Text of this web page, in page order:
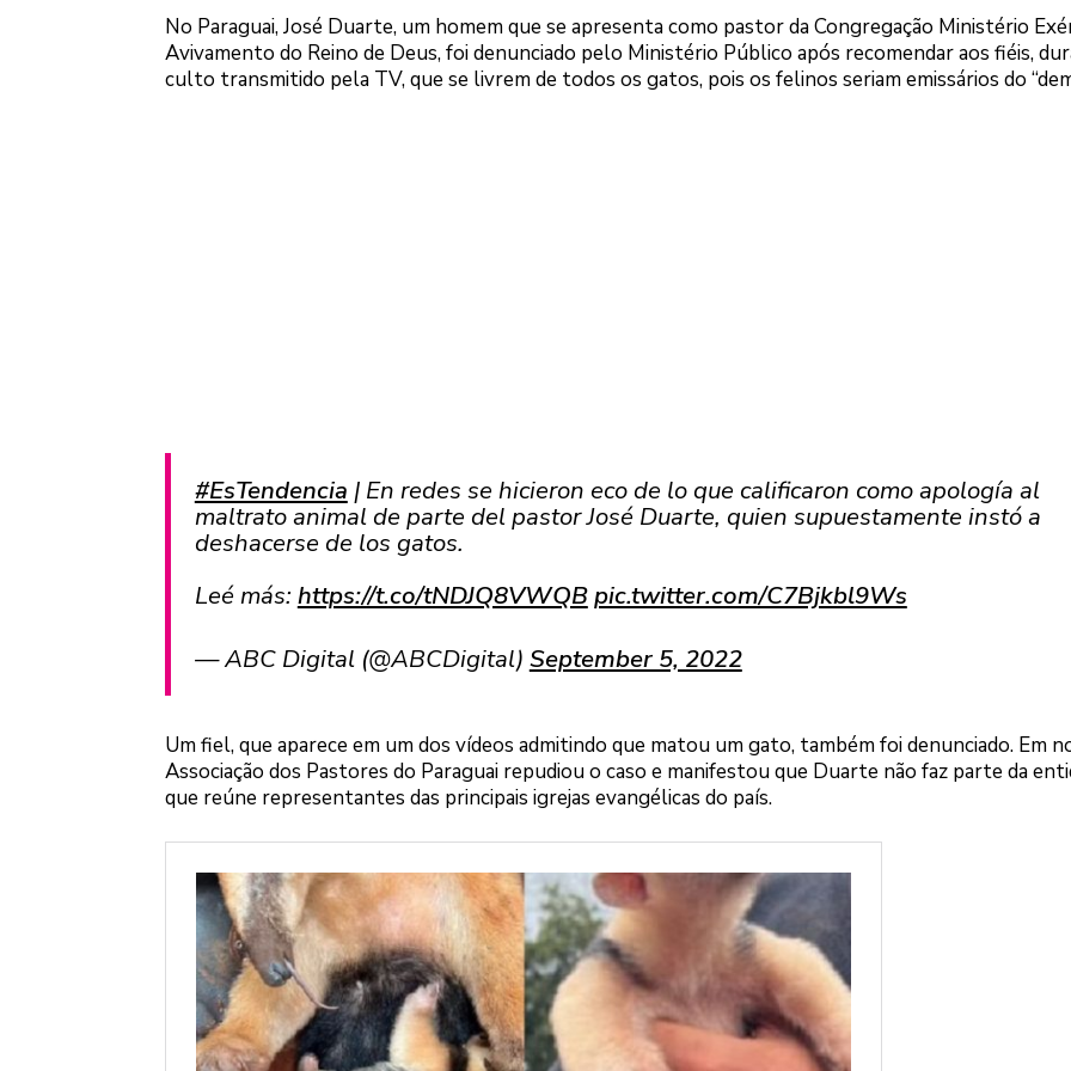
No Paraguai, José Duarte, um homem que se apresenta como pastor da Congregação Ministério
Avivamento do Reino de Deus, foi denunciado pelo Ministério Público após recomendar aos fiéis,
culto transmitido pela TV, que se livrem de todos os gatos, pois os felinos seriam emissários do
#EsTendencia | En redes se hicieron eco de lo que calificaron como apología al
maltrato animal de parte del pastor José Duarte, quien supuestamente instó a
deshacerse de los gatos.
Leé más: https://t.co/tNDJQ8VWQBpic.twitter.com/C7Bjkbl9Ws
— ABC Digital (@ABCDigital) September 5, 2022
Um fiel, que aparece em um dos vídeos admitindo que matou um gato, também foi denunciado. Em
Associação dos Pastores do Paraguai repudiou o caso e manifestou que Duarte não faz parte da
que reúne representantes das principais igrejas evangélicas do país.